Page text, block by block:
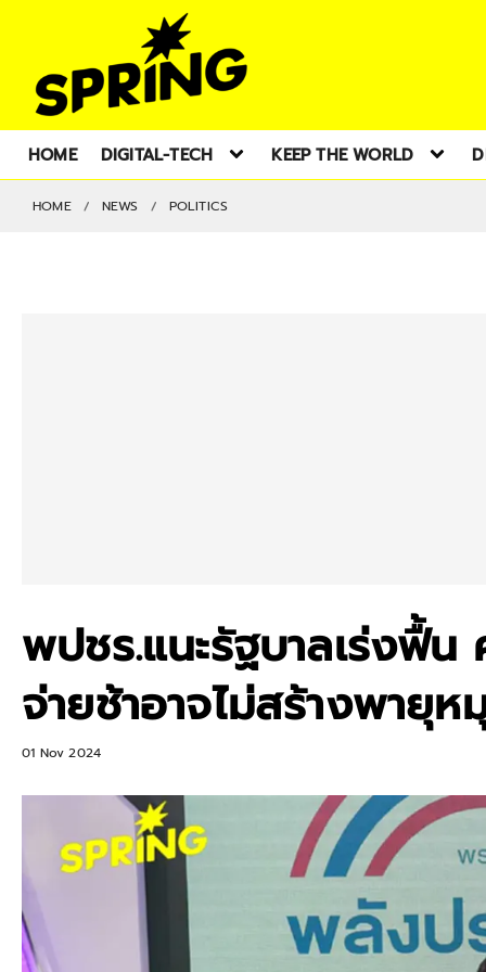
HOME DIGITAL-TECH KEEP THE WORLD
HOME NEWS POLITICS
พปชร.แนะรัฐบาลเร่งฟื้
จ่ายช้าอาจไม่สร้างพายุห
01 Nov 2024